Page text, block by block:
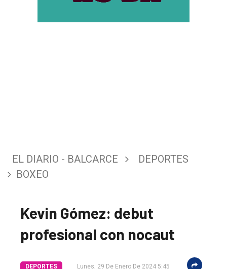
EL DIARIO - BALCARCE
DEPORTES
BOXEO
Kevin Gómez: debut
profesional con nocaut
DEPORTES Lunes, 29 De Enero De 2024 5:45